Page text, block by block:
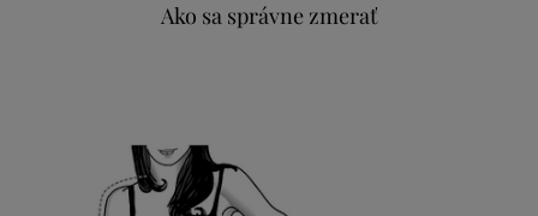
Ako sa správne zmerať